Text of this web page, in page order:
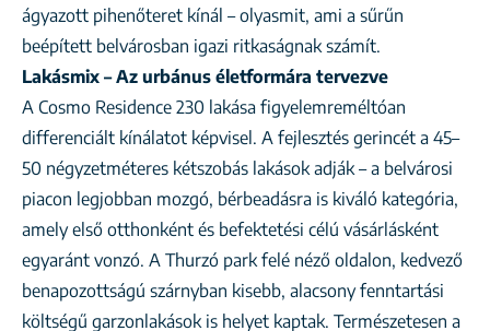
ágyazott pihenőteret kínál – olyasmit, ami a sűrűn
beépített belvárosban igazi ritkaságnak számít.
Lakásmix – Az urbánus életformára tervezve
A Cosmo Residence 230 lakása figyelemreméltóan
differenciált kínálatot képvisel. A fejlesztés gerincét a 45–
50 négyzetméteres kétszobás lakások adják – a belvárosi
piacon legjobban mozgó, bérbeadásra is kiváló kategória,
amely első otthonként és befektetési célú vásárlásként
egyaránt vonzó. A Thurzó park felé néző oldalon, kedvező
benapozottságú szárnyban kisebb, alacsony fenntartási
költségű garzonlakások is helyet kaptak. Természetesen a